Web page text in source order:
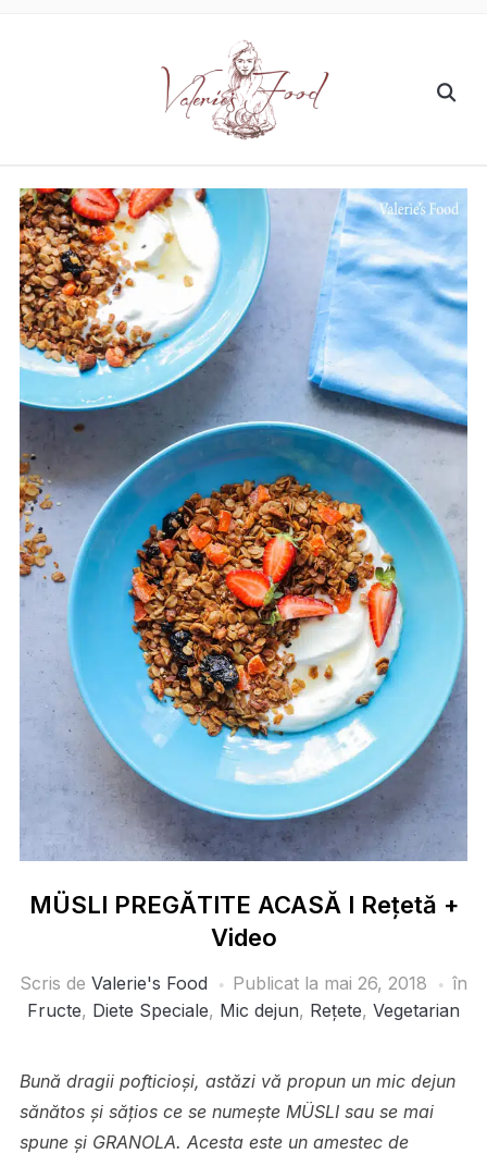
MÜSLI PREGĂTITE ACASĂ I Rețetă +
Video
Scris de Valerie's Food Publicat la mai 26, 2018
în
Fructe, Diete Speciale, Mic dejun, Rețete, Vegetarian
Bună dragii pofticioși, astăzi vă propun un mic dejun
sănătos și sățios ce se numește MÜSLI sau se mai
spune și GRANOLA. Acesta este un amestec de